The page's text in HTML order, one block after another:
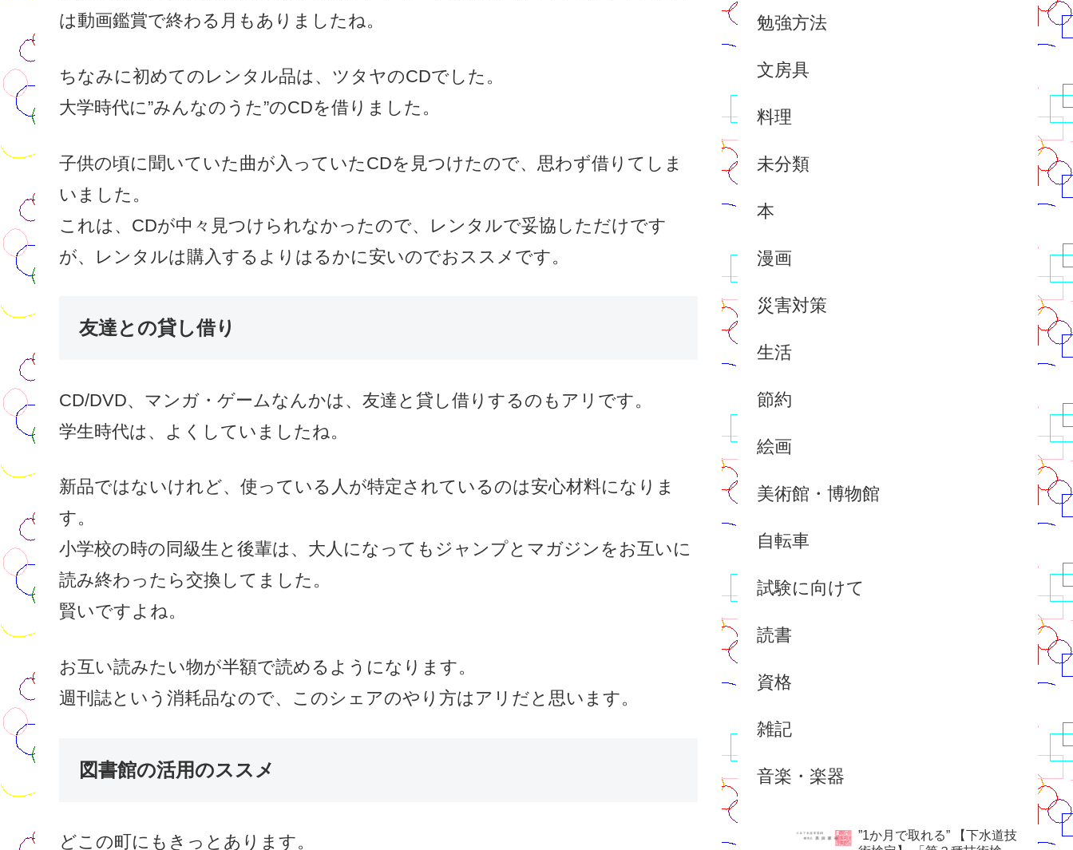
は動画鑑賞で終わる月もありましたね。
ちなみに初めてのレンタル品は、ツタヤのCDでした。
大学時代に”みんなのうた”のCDを借りました。
子供の頃に聞いていた曲が入っていたCDを見つけたので、思わず借りてしま
いました。
これは、CDが中々見つけられなかったので、レンタルで妥協しただけです
が、レンタルは購入するよりはるかに安いのでおススメです。
友達との貸し借り
CD/DVD、マンガ・ゲームなんかは、友達と貸し借りするのもアリです。
学生時代は、よくしていましたね。
新品ではないけれど、使っている人が特定されているのは安心材料になりま
す。
小学校の時の同級生と後輩は、大人になってもジャンプとマガジンをお互いに
読み終わったら交換してました。
賢いですよね。
お互い読みたい物が半額で読めるようになります。
週刊誌という消耗品なので、このシェアのやり方はアリだと思います。
図書館の活用のススメ
どこの町にもきっとあります。
勉強方法
文房具
料理
未分類
本
漫画
災害対策
生活
節約
絵画
美術館・博物館
自転車
試験に向けて
読書
資格
雑記
音楽・楽器
”1か月で取れる” 【下水道技